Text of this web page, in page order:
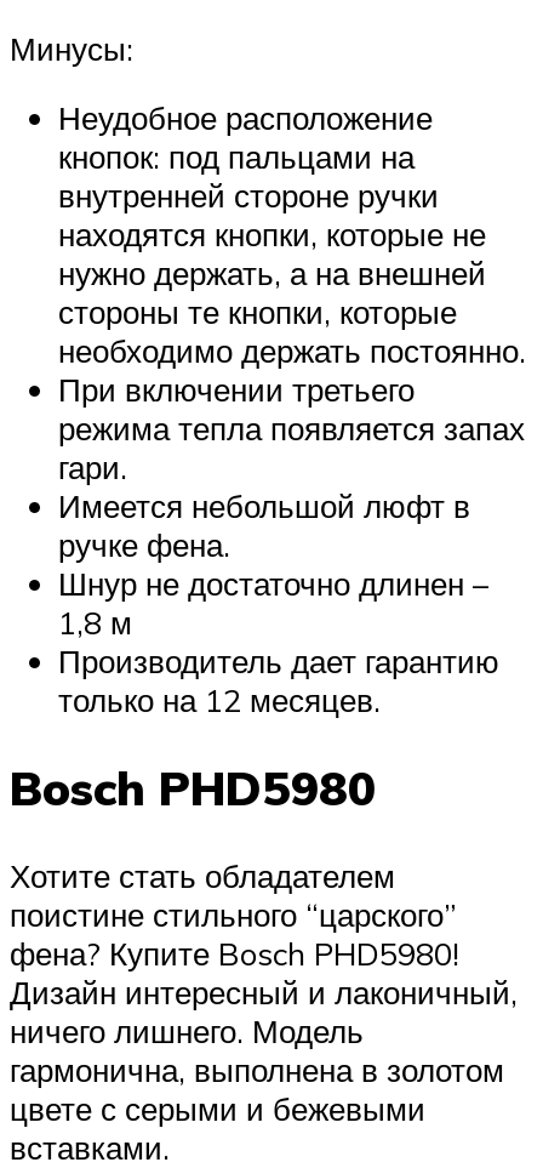
Минусы:
Неудобное расположение
кнопок: под пальцами на
внутренней стороне ручки
находятся кнопки, которые не
нужно держать, а на внешней
стороны те кнопки, которые
необходимо держать постоянно.
При включении третьего
режима тепла появляется запах
гари.
Имеется небольшой люфт в
ручке фена.
Шнур не достаточно длинен –
1,8 м
Производитель дает гарантию
только на 12 месяцев.
Bosch PHD5980
Хотите стать обладателем
поистине стильного “царского”
фена? Купите Bosch PHD5980!
Дизайн интересный и лаконичный,
ничего лишнего. Модель
гармонична, выполнена в золотом
цвете с серыми и бежевыми
вставками.